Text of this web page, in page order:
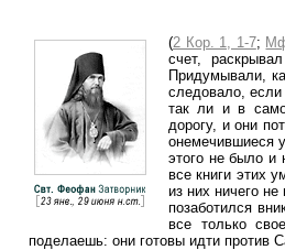
(2 Кор. 1, 1-7;
счет,
Придумывали,
следовало, если
так ли и в
дорогу, и они
онемечившиеся
этого не было и
все книги этих
из них ничего
позаботился
все только
поделаешь: они готовы идти против